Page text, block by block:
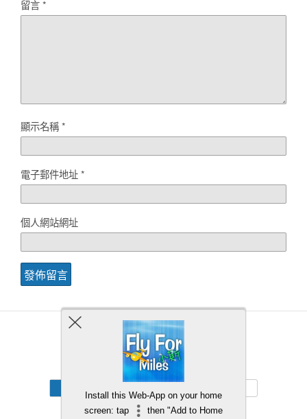
留言*
顯示名稱*
電子郵件地址*
個人網站網址
Back to top
Install this Web-App on your home
screen: tap
then "Add to Home